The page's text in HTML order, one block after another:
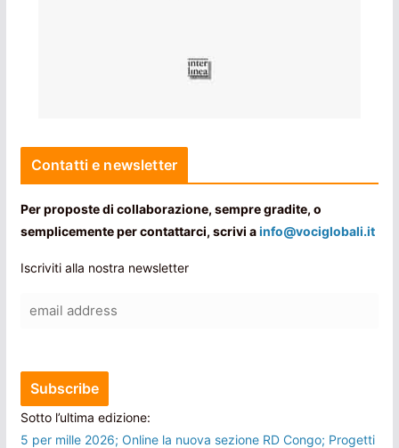
Contatti e newsletter
Per proposte di collaborazione, sempre gradite, o
semplicemente per contattarci, scrivi ainfo@vociglobali.it
Iscriviti alla nostra newsletter
Sotto l’ultima edizione:
5 per mille 2026; Online la nuova sezione RD Congo; Progetti